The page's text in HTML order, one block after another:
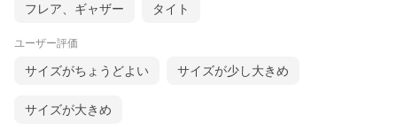
フレア、ギャザー タイト
ユーザー評価
サイズがちょうどよい サイズが少し大きめ
サイズが大きめ